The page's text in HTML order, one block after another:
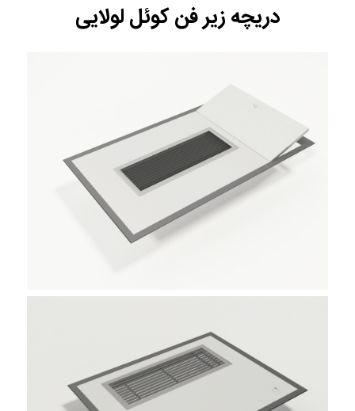
دریچه زیر فن کوئل لولایی